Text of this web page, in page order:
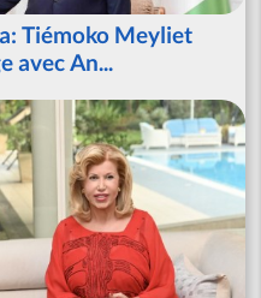
Tiémoko Meyliet
avec An...